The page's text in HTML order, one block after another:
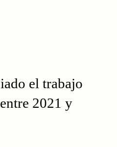
el trabajo
2021 y